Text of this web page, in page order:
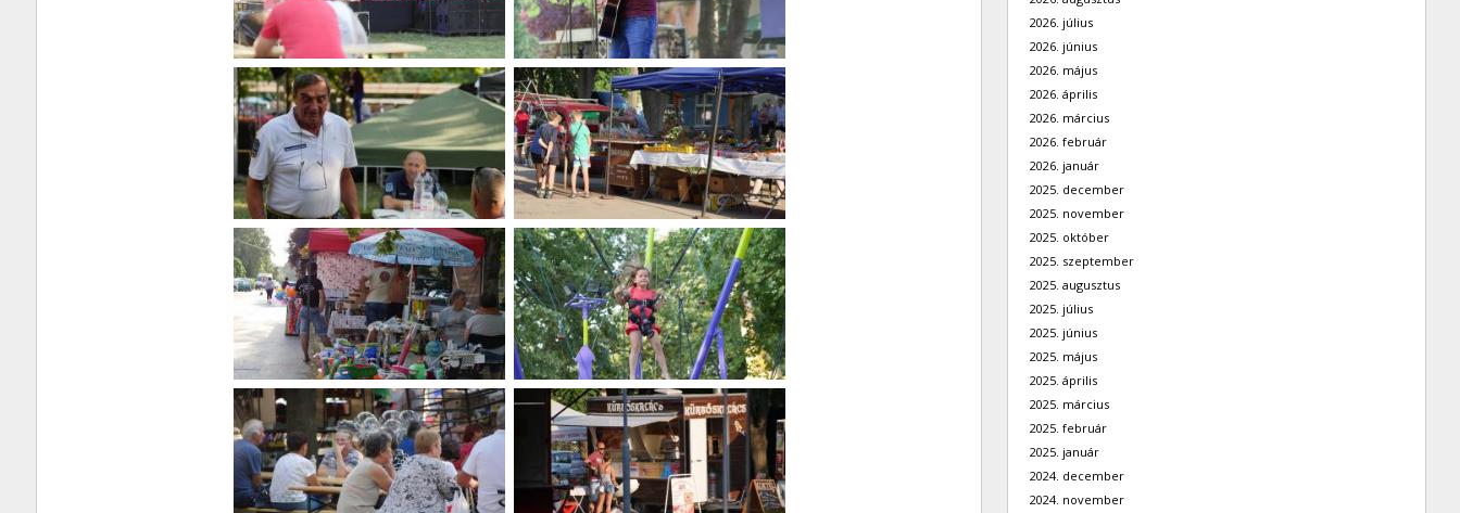
2026. július
2026. június
2026. május
2026. április
2026. március
2026. február
2026. január
2025. december
2025. november
2025. október
2025. szeptember
2025. augusztus
2025. július
2025. június
2025. május
2025. április
2025. március
2025. február
2025. január
2024. december
2024. november